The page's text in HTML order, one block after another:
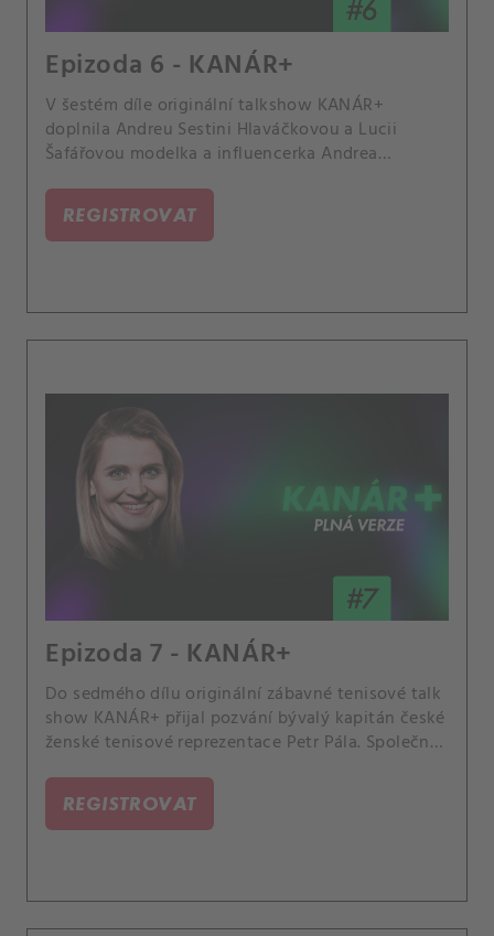
Epizoda 6 - KANÁR+
V šestém díle originální talkshow KANÁR+
doplnila Andreu Sestini Hlaváčkovou a Lucii
Šafářovou modelka a influencerka Andrea
začátcích, reality show nebo kyberšikaně.
REGISTROVAT
Epizoda 7 - KANÁR+
Do sedmého dílu originální zábavné tenisové talk
show KANÁR+ přijal pozvání bývalý kapitán české
ženské tenisové reprezentace Petr Pála. Společně
vzpomínali na zážitky z některých společných
akcí.
REGISTROVAT